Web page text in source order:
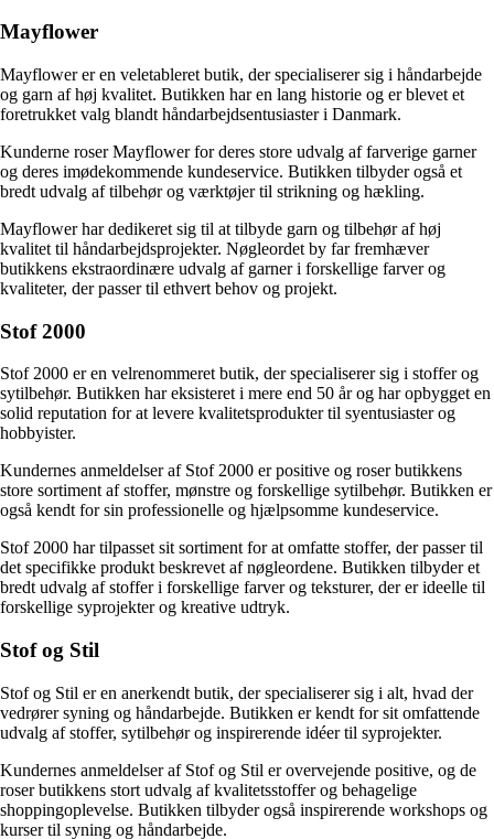
Mayflower
Mayflower er en veletableret butik, der specialiserer sig i håndarbejde
og garn af høj kvalitet. Butikken har en lang historie og er blevet et
foretrukket valg blandt håndarbejdsentusiaster i Danmark.
Kunderne roser Mayflower for deres store udvalg af farverige garner
og deres imødekommende kundeservice. Butikken tilbyder også et
bredt udvalg af tilbehør og værktøjer til strikning og hækling.
Mayflower har dedikeret sig til at tilbyde garn og tilbehør af høj
kvalitet til håndarbejdsprojekter. Nøgleordet by far fremhæver
butikkens ekstraordinære udvalg af garner i forskellige farver og
kvaliteter, der passer til ethvert behov og projekt.
Stof 2000
Stof 2000 er en velrenommeret butik, der specialiserer sig i stoffer og
sytilbehør. Butikken har eksisteret i mere end 50 år og har opbygget en
solid reputation for at levere kvalitetsprodukter til syentusiaster og
hobbyister.
Kundernes anmeldelser af Stof 2000 er positive og roser butikkens
store sortiment af stoffer, mønstre og forskellige sytilbehør. Butikken er
også kendt for sin professionelle og hjælpsomme kundeservice.
Stof 2000 har tilpasset sit sortiment for at omfatte stoffer, der passer til
det specifikke produkt beskrevet af nøgleordene. Butikken tilbyder et
bredt udvalg af stoffer i forskellige farver og teksturer, der er ideelle til
forskellige syprojekter og kreative udtryk.
Stof og Stil
Stof og Stil er en anerkendt butik, der specialiserer sig i alt, hvad der
vedrører syning og håndarbejde. Butikken er kendt for sit omfattende
udvalg af stoffer, sytilbehør og inspirerende idéer til syprojekter.
Kundernes anmeldelser af Stof og Stil er overvejende positive, og de
roser butikkens stort udvalg af kvalitetsstoffer og behagelige
shoppingoplevelse. Butikken tilbyder også inspirerende workshops og
kurser til syning og håndarbejde.